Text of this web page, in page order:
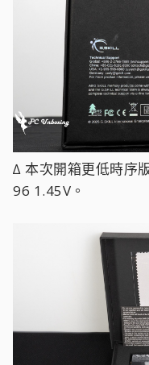
∆ 本次開箱更低時序
96 1.45V。